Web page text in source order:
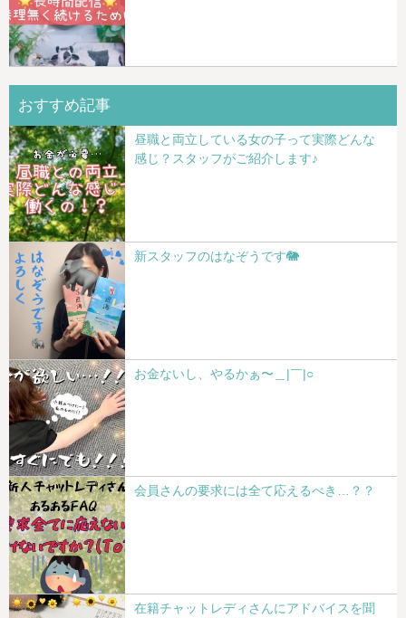
おすすめ記事
昼職と両立している女の子って実際どんな
感じ？スタッフがご紹介します♪
新スタッフのはなぞうです🐘
お金ないし、やるかぁ〜＿|￣|○
会員さんの要求には全て応えるべき…？？
在籍チャットレディさんにアドバイスを聞